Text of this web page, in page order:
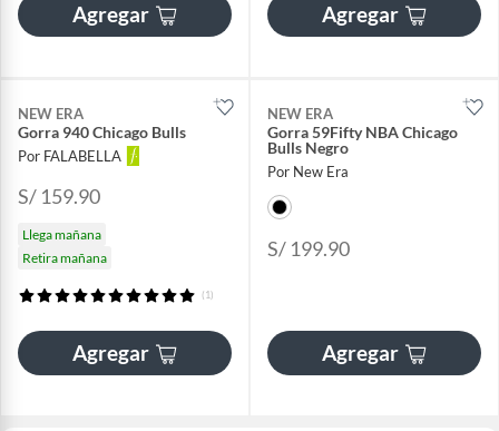
Agregar Agregar
NEW ERA
Gorra 940 Chicago Bulls
Por FALABELLA
S/ 159.90
Llega mañana
Retira mañana
(1)
Agregar
NEW ERA
Gorra 59Fifty NBA Chicago
Bulls Negro
Por New Era
S/ 199.90
Agregar